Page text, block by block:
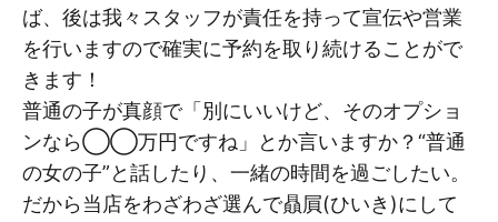
ば、後は我々スタッフが責任を持って宣伝や営業
を行いますので確実に予約を取り続けることがで
きます！
普通の子が真顔で「別にいいけど、そのオプショ
ンなら◯◯万円ですね」とか言いますか？“普通
の女の子”と話したり、一緒の時間を過ごしたい。
だから当店をわざわざ選んで贔屓(ひいき)にして